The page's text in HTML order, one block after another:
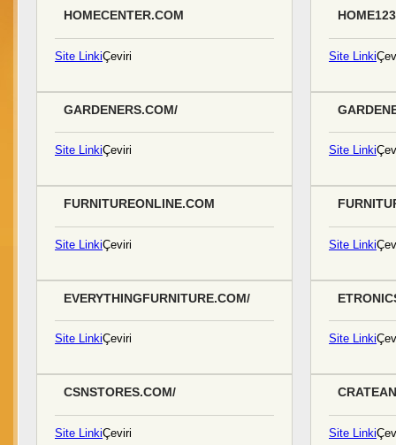
HOMECENTER.COM
Site LinkiÇeviri Site Linki
GARDENERS.COM/
Site LinkiÇeviri Site Linki
FURNITUREONLINE.COM
Site LinkiÇeviri Site Linki
EVERYTHINGFURNITURE.COM/
Site LinkiÇeviri Site Linki
CSNSTORES.COM/
Site LinkiÇeviri Site Linki